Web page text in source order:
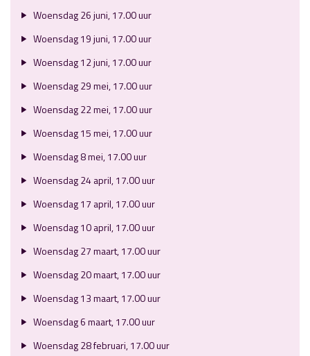
Woensdag 26 juni, 17.00 uur
Woensdag 19 juni, 17.00 uur
Woensdag 12 juni, 17.00 uur
Woensdag 29 mei, 17.00 uur
Woensdag 22 mei, 17.00 uur
Woensdag 15 mei, 17.00 uur
Woensdag 8 mei, 17.00 uur
Woensdag 24 april, 17.00 uur
Woensdag 17 april, 17.00 uur
Woensdag 10 april, 17.00 uur
Woensdag 27 maart, 17.00 uur
Woensdag 20 maart, 17.00 uur
Woensdag 13 maart, 17.00 uur
Woensdag 6 maart, 17.00 uur
Woensdag 28 februari, 17.00 uur